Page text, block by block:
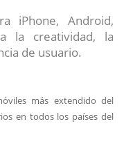
iPhone, Android,
la creatividad, la
de usuario.
más extendido del
en todos los países del